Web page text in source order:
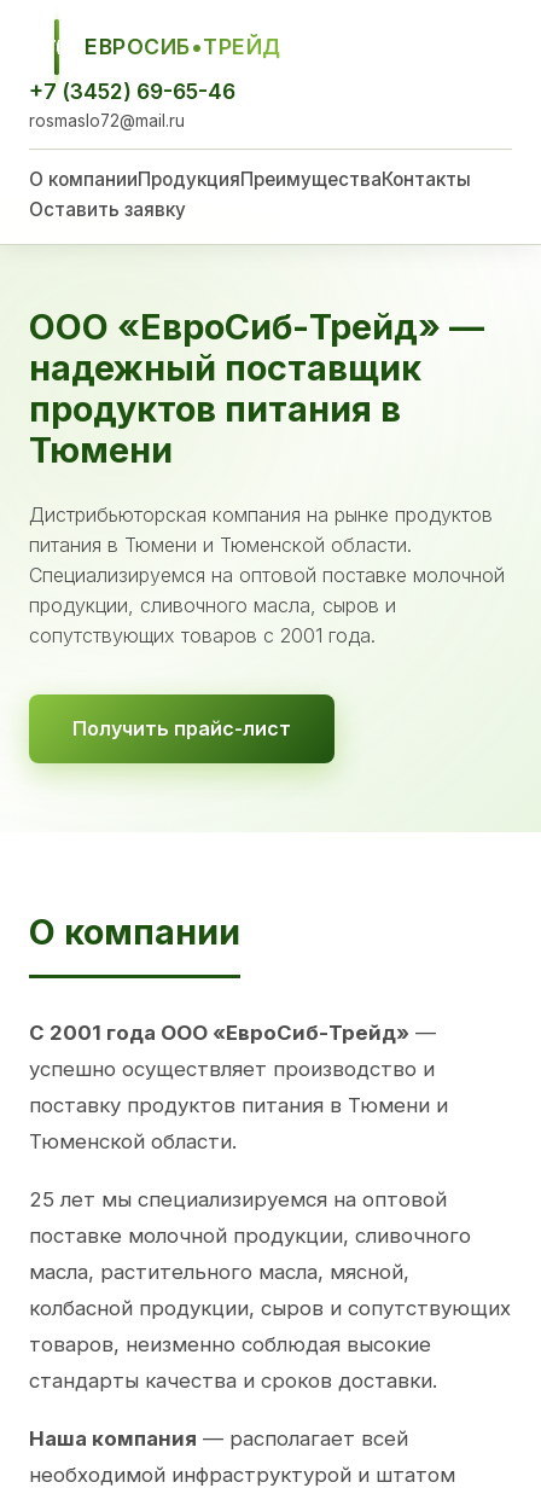
ЕСТ
ЕВРОСИБ•ТРЕЙД
+7 (3452) 69-65-46
rosmaslo72@mail.ru
О компанииПродукцияПреимуществаКонтакты
Оставить заявку
ООО «ЕвроСиб-Трейд» —
надежный поставщик
продуктов питания в
Тюмени
Дистрибьюторская компания на рынке продуктов
питания в Тюмени и Тюменской области.
Специализируемся на оптовой поставке молочной
продукции, сливочного масла, сыров и
сопутствующих товаров с 2001 года.
Получить прайс-лист
О компании
С 2001 года ООО «ЕвроСиб-Трейд» —
успешно осуществляет производство и
поставку продуктов питания в Тюмени и
Тюменской области.
25 лет мы специализируемся на оптовой
поставке молочной продукции, сливочного
масла, растительного масла, мясной,
колбасной продукции, сыров и сопутствующих
товаров, неизменно соблюдая высокие
стандарты качества и сроков доставки.
Наша компания — располагает всей
необходимой инфраструктурой и штатом